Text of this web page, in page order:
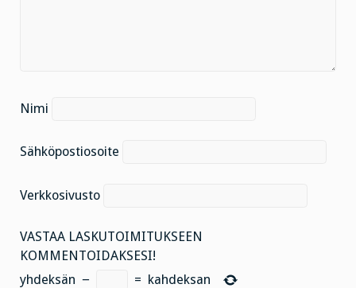
Nimi
Sähköpostiosoite
Verkkosivusto
VASTAA LASKUTOIMITUKSEEN
KOMMENTOIDAKSESI!
yhdeksän − = kahdeksan